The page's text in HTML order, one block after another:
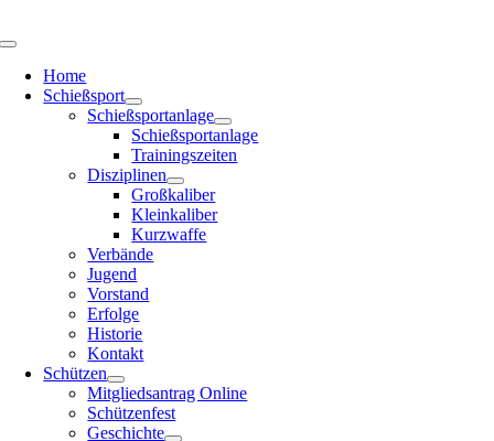
Inhalt
Toggle
NavigationHome
Schießsport
Schießsportanlage
Schießsportanlage
Trainingszeiten
Disziplinen
Großkaliber
Kleinkaliber
Kurzwaffe
Verbände
Jugend
Vorstand
Erfolge
Historie
Kontakt
Schützen
Mitgliedsantrag Online
Schützenfest
Geschichte